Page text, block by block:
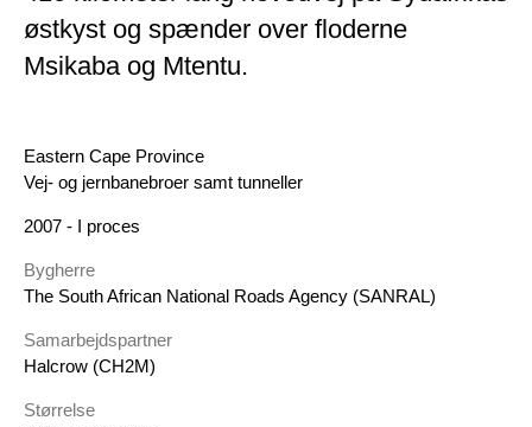
østkyst og spænder over floderne
Msikaba og Mtentu.
Geografi
Eastern Cape Province
DK Category
Vej- og jernbanebroer samt tunneller
År
2007 - I proces
Bygherre
The South African National Roads Agency (SANRAL)
Samarbejdspartner
Halcrow (CH2M)
Størrelse